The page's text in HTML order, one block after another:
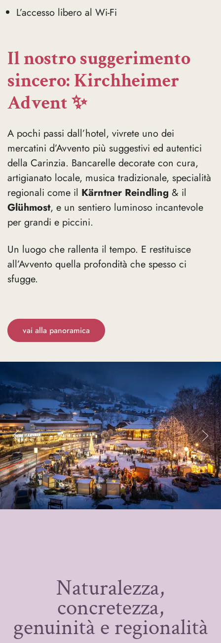
L’accesso libero al Wi-Fi
Il nostro suggerimento
sincero: Kirchheimer
Advent ✨
A pochi passi dall’hotel, vivrete uno dei
mercatini d’Avvento più suggestivi ed autentici
della Carinzia. Bancarelle decorate con cura,
artigianato locale, musica tradizionale, specialità
regionali come il Kärntner Reindling & il
Glühmost, e un sentiero luminoso incantevole
per grandi e piccini.
Un luogo che rallenta il tempo. E restituisce
all’Avvento quella profondità che spesso ci
sfugge.
vai alla panoramica
Naturalezza,
concretezza,
genuinità e regionalità